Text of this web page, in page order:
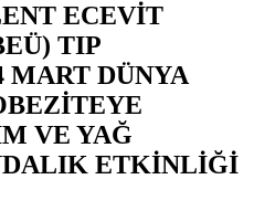
ECEVİT
TIP
MART DÜNYA
VE YAĞ
ETKİNLİĞİ